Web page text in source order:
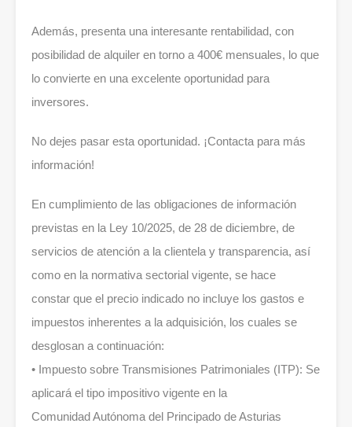
Además, presenta una interesante rentabilidad, con
posibilidad de alquiler en torno a 400€ mensuales, lo que
lo convierte en una excelente oportunidad para
inversores.
No dejes pasar esta oportunidad. ¡Contacta para más
información!
En cumplimiento de las obligaciones de información
previstas en la Ley 10/2025, de 28 de diciembre, de
servicios de atención a la clientela y transparencia, así
como en la normativa sectorial vigente, se hace
constar que el precio indicado no incluye los gastos e
impuestos inherentes a la adquisición, los cuales se
desglosan a continuación:
• Impuesto sobre Transmisiones Patrimoniales (ITP): Se
aplicará el tipo impositivo vigente en la
Comunidad Autónoma del Principado de Asturias